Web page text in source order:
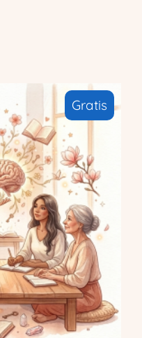
Gratis